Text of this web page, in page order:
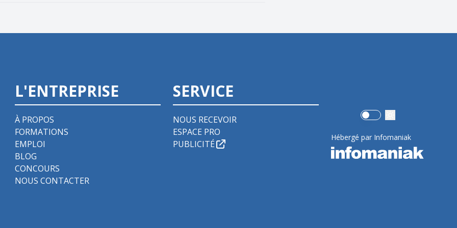
L'ENTREPRISE
À PROPOS
FORMATIONS
EMPLOI
BLOG
CONCOURS
NOUS CONTACTER
SERVICE
NOUS RECEVOIR
ESPACE PRO
PUBLICITÉ
Use setting
Hébergé par Infomaniak